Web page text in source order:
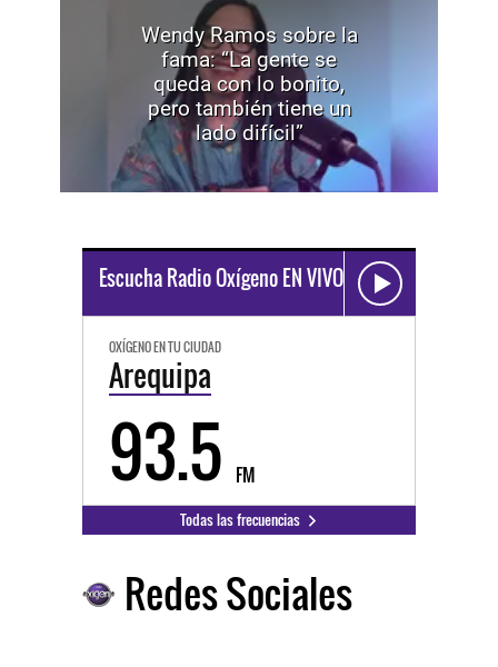
Wendy Ramos sobre la
fama: “La gente se
queda con lo bonito,
pero también tiene un
lado difícil”
Escucha Radio Oxígeno EN VIVO
OXÍGENO EN TU CIUDAD
Arequipa
93.5 FM
Todas las frecuencias
Redes Sociales